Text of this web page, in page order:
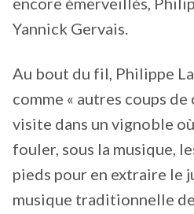
Yannick Gervais.
Au bout du fil, Philippe
comme « autres coups
visite dans un vignoble
fouler, sous la musique,
pieds pour en extraire le
musique traditionnelle